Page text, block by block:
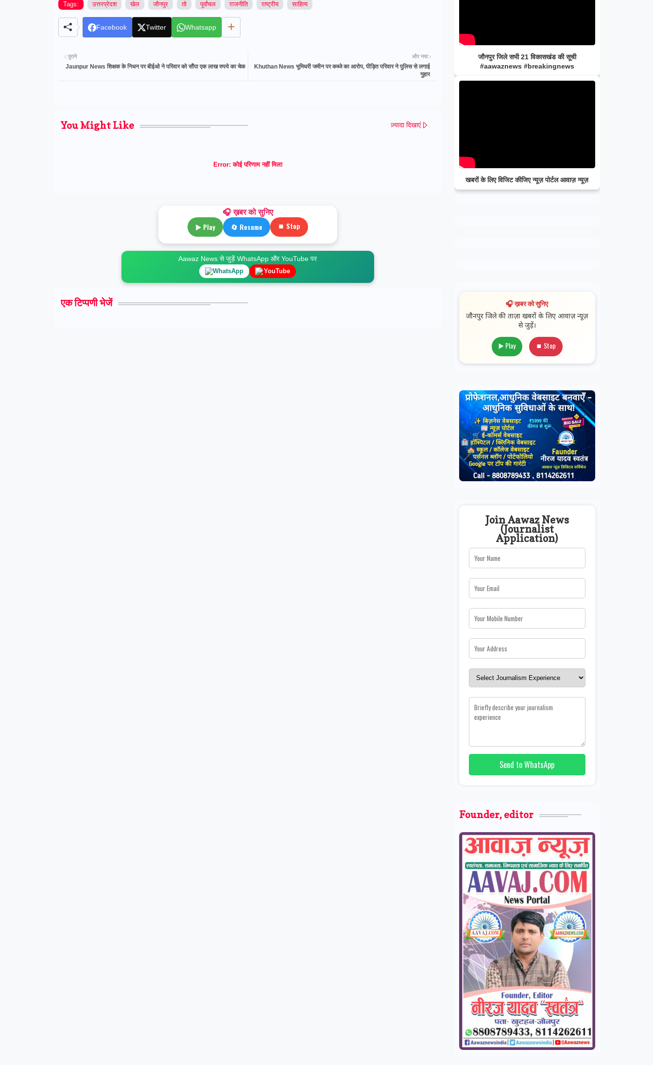
Tags: उत्तरप्रेदश खेल जौनपुर तो पूर्वांचल राजनीति राष्ट्रीय साहित्य
Facebook Twitter Whatsapp
और नया
Khuthan News भूमिधरी जमीन पर कब्जे का आरोप, पीड़ित परिवार ने पुलिस से लगाई
गुहार
पुराने
Jaunpur News शिक्षक के निधन पर बीईओ ने परिवार को सौंपा एक लाख रुपये का चेक
You Might Like ज़्यादा दिखाएं
Error: कोई परिणाम नहीं मिला
🎧 ख़बर को सुनिए
▶ Play 🔄 Resume ⏹ Stop
Aawaz News से जुड़ें WhatsApp और YouTube पर
WhatsApp YouTube
एक टिप्पणी भेजें
जौनपुर जिले सभी 21 विकासखंड की सूची
#aawaznews #breakingnews
खबरों के लिए विजिट कीजिए न्यूज़ पोर्टल आवाज़ न्यूज़
🎧 ख़बर को सुनिए
जौनपुर जिले की ताज़ा खबरों के लिए आवाज़ न्यूज़
से जुड़ें।
▶️ Play ⏹ Stop
Join Aawaz News
(Journalist
Application)
Send to WhatsApp
Founder, editor